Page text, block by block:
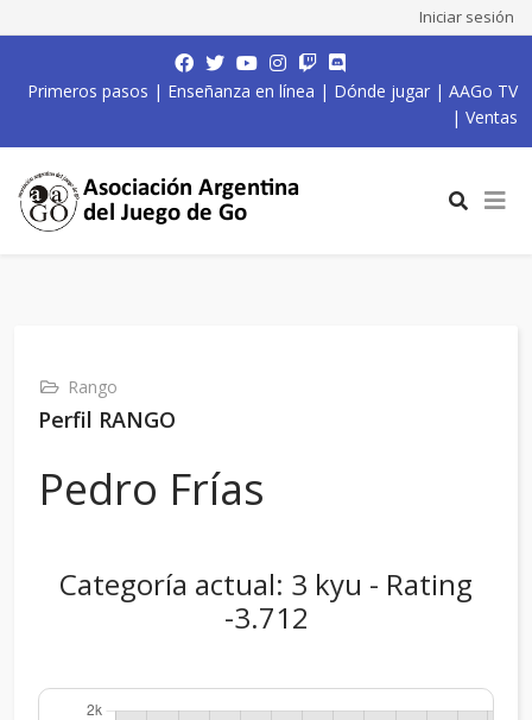
Iniciar sesión
Primeros pasos | Enseñanza en línea | Dónde jugar | AAGo TV
| Ventas
Rango
Perfil RANGO
Pedro Frías
Categoría actual: 3 kyu - Rating
-3.712